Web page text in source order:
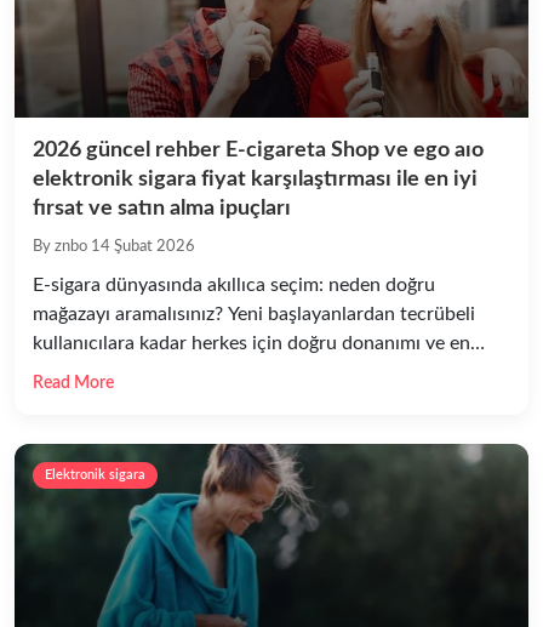
2026 güncel rehber E-cigareta Shop ve ego aıo
elektronik sigara fiyat karşılaştırması ile en iyi
fırsat ve satın alma ipuçları
By znbo 14 Şubat 2026
E-sigara dünyasında akıllıca seçim: neden doğru
mağazayı aramalısınız? Yeni başlayanlardan tecrübeli
kullanıcılara kadar herkes için doğru donanımı ve en
doğru E-cigareta Shop seçimini yapmak, hem
fiyat arayanlar için tasarlanmış, piyasadaki seçenekleri,
fiyat değişkenlerini, satın alma ipuçlarını ve bakım
önerilerini kapsamlı […]
Read More
Elektronik sigara